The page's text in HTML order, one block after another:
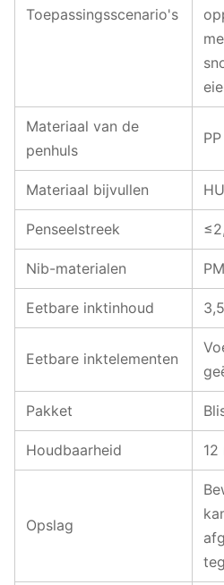
Toepassingsscenario's
Materiaal van de
penhuls
PP
Materiaal bijvullen
Penseelstreek
Nib-materialen
Eetbare inktinhoud
Eetbare inktelementen
Pakket
Houdbaarheid 12
Opslag